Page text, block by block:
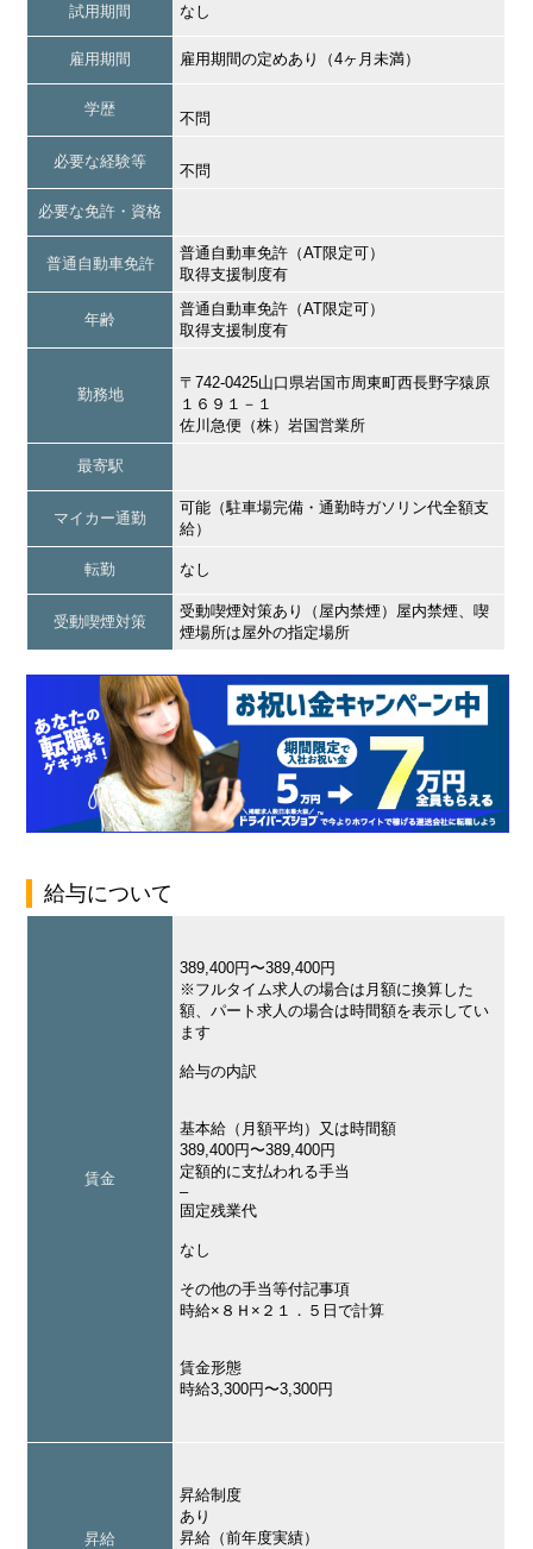
試用期間 なし
雇用期間 雇用期間の定めあり（4ヶ月未満）
学歴
不問
必要な経験等
不問
必要な免許・資格
普通自動車免許
普通自動車免許（AT限定可）
取得支援制度有
年齢
普通自動車免許（AT限定可）
取得支援制度有
勤務地
〒742-0425山口県岩国市周東町西長野字猿原
１６９１－１
佐川急便（株）岩国営業所
最寄駅
マイカー通勤
可能（駐車場完備・通勤時ガソリン代全額支
給）
転勤 なし
受動喫煙対策
受動喫煙対策あり（屋内禁煙）屋内禁煙、喫
煙場所は屋外の指定場所
給与について
賃金
389,400円〜389,400円
※フルタイム求人の場合は月額に換算した
額、パート求人の場合は時間額を表示してい
ます
給与の内訳
基本給（月額平均）又は時間額
389,400円〜389,400円
定額的に支払われる手当
–
固定残業代
なし
その他の手当等付記事項
時給×８Ｈ×２１．５日で計算
賃金形態
時給3,300円〜3,300円
昇給
昇給制度
あり
昇給（前年度実績）